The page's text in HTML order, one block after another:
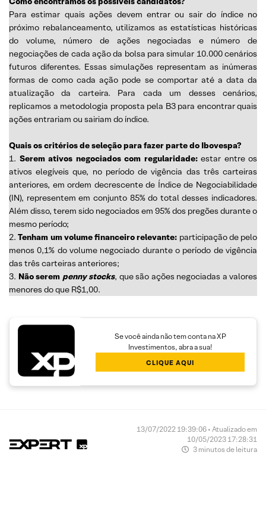
Para estimar quais ações devem entrar ou sair do índice no
próximo rebalanceamento, utilizamos as estatísticas históricas
do volume, número de ações negociadas e número de
negociações de cada ação da bolsa para simular 10.000 cenários
futuros diferentes. Essas simulações representam as inúmeras
formas de como cada ação pode se comportar até a data da
atualização da carteira. Para cada um desses cenários,
replicamos a metodologia proposta pela B3 para encontrar quais
ações entrariam ou sairiam do índice.
Quais os critérios de seleção para fazer parte do Ibovespa?
1. Serem ativos negociados com regularidade:estar entre os
ativos elegíveis que, no período de vigência das três carteiras
anteriores, em ordem decrescente de Índice de Negociabilidade
(IN), representem em conjunto 85% do total desses indicadores.
Além disso, terem sido negociados em 95% dos pregões durante o
mesmo período;
2.Tenham um volume financeiro relevante: participação de pelo
menos 0,1% do volume negociado durante o período de vigência
das três carteiras anteriores;
3. Não serem penny stocks, que são ações negociadas a valores
menores do que R$1,00.
Se você ainda não tem conta na XP
Investimentos, abra a sua!
CLIQUE AQUI
13/07/2022 19:39:06 • Atualizado em
10/05/2023 17:28:31
3 minutos de leitura